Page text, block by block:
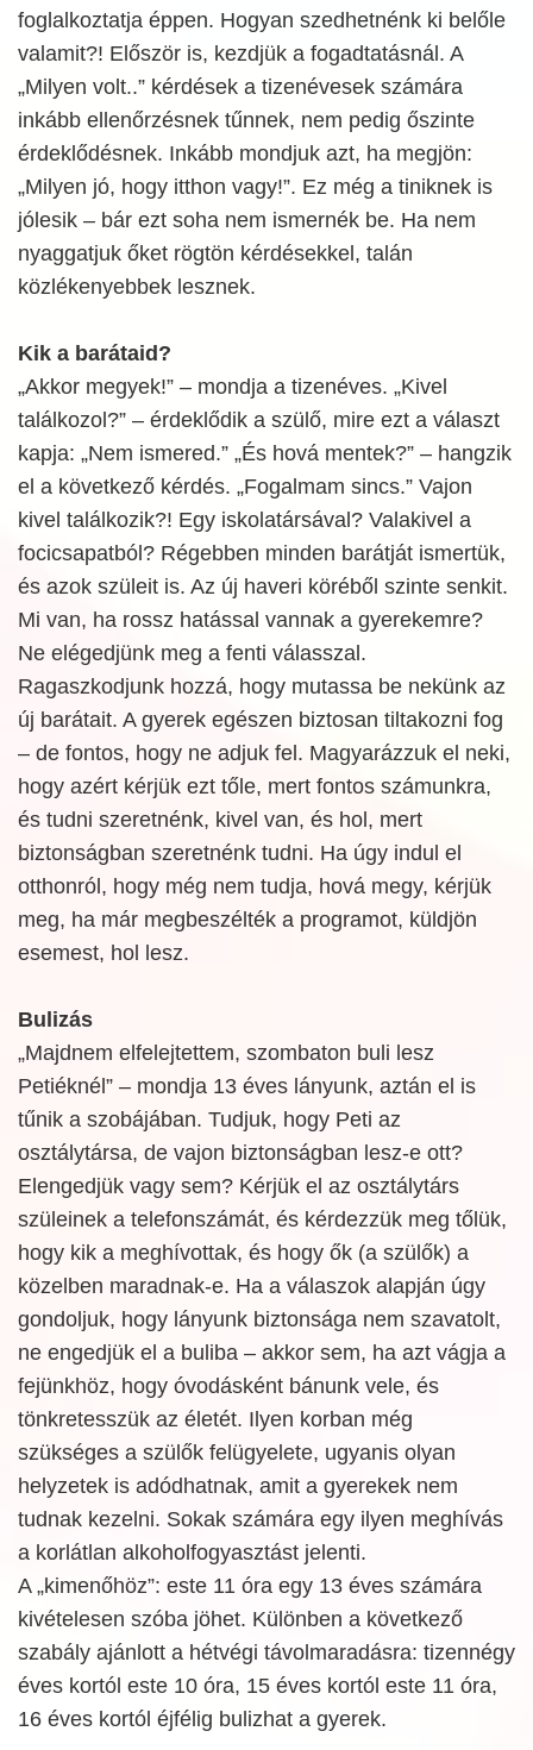
foglalkoztatja éppen. Hogyan szedhetnénk ki belőle
valamit?! Először is, kezdjük a fogadtatásnál. A
„Milyen volt..” kérdések a tizenévesek számára
inkább ellenőrzésnek tűnnek, nem pedig őszinte
érdeklődésnek. Inkább mondjuk azt, ha megjön:
„Milyen jó, hogy itthon vagy!”. Ez még a tiniknek is
jólesik – bár ezt soha nem ismernék be. Ha nem
nyaggatjuk őket rögtön kérdésekkel, talán
közlékenyebbek lesznek.
Kik a barátaid?
„Akkor megyek!” – mondja a tizenéves. „Kivel
találkozol?” – érdeklődik a szülő, mire ezt a választ
kapja: „Nem ismered.” „És hová mentek?” – hangzik
el a következő kérdés. „Fogalmam sincs.” Vajon
kivel találkozik?! Egy iskolatársával? Valakivel a
focicsapatból? Régebben minden barátját ismertük,
és azok szüleit is. Az új haveri köréből szinte senkit.
Mi van, ha rossz hatással vannak a gyerekemre?
Ne elégedjünk meg a fenti válasszal.
Ragaszkodjunk hozzá, hogy mutassa be nekünk az
új barátait. A gyerek egészen biztosan tiltakozni fog
– de fontos, hogy ne adjuk fel. Magyarázzuk el neki,
hogy azért kérjük ezt tőle, mert fontos számunkra,
és tudni szeretnénk, kivel van, és hol, mert
biztonságban szeretnénk tudni. Ha úgy indul el
otthonról, hogy még nem tudja, hová megy, kérjük
meg, ha már megbeszélték a programot, küldjön
esemest, hol lesz.
Bulizás
„Majdnem elfelejtettem, szombaton buli lesz
Petiéknél” – mondja 13 éves lányunk, aztán el is
tűnik a szobájában. Tudjuk, hogy Peti az
osztálytársa, de vajon biztonságban lesz-e ott?
Elengedjük vagy sem? Kérjük el az osztálytárs
szüleinek a telefonszámát, és kérdezzük meg tőlük,
hogy kik a meghívottak, és hogy ők (a szülők) a
közelben maradnak-e. Ha a válaszok alapján úgy
gondoljuk, hogy lányunk biztonsága nem szavatolt,
ne engedjük el a buliba – akkor sem, ha azt vágja a
fejünkhöz, hogy óvodásként bánunk vele, és
tönkretesszük az életét. Ilyen korban még
szükséges a szülők felügyelete, ugyanis olyan
helyzetek is adódhatnak, amit a gyerekek nem
tudnak kezelni. Sokak számára egy ilyen meghívás
a korlátlan alkoholfogyasztást jelenti.
A „kimenőhöz”: este 11 óra egy 13 éves számára
kivételesen szóba jöhet. Különben a következő
szabály ajánlott a hétvégi távolmaradásra: tizennégy
éves kortól este 10 óra, 15 éves kortól este 11 óra,
16 éves kortól éjfélig bulizhat a gyerek.